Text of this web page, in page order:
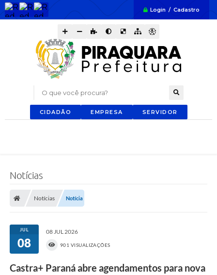
Login / Cadastro
O que você procura?
CIDADÃO EMPRESA SERVIDOR
Notícias
Notícias Notícia
JUL
08
08 JUL 2026
901 VISUALIZAÇÕES
Castra+ Paraná abre agendamentos para nova